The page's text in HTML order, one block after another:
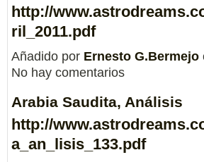
http://
ril_2011.pdf
Añadido por Ernesto G.Bermejo
No hay comentarios
Arabia Saudita, Análisis
http://
a_an_lisis_133.pdf